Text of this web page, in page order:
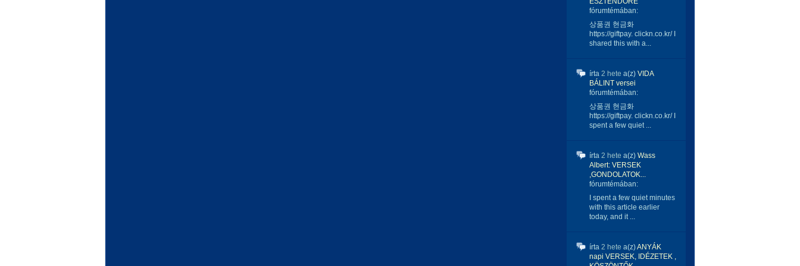
fórumtémában:
상품권 현금화
https://giftpay. clickn.co.kr/ I
shared this with a...
írta 2 hete a(z) VIDA
BÁLINT versei
fórumtémában:
상품권 현금화
https://giftpay. clickn.co.kr/ I
spent a few quiet ...
írta 2 hete a(z) Wass
Albert: VERSEK
,GONDOLATOK...
fórumtémában:
I spent a few quiet minutes
with this article earlier
today, and it ...
írta 2 hete a(z)ANYÁK
napi VERSEK, IDÉZETEK ,